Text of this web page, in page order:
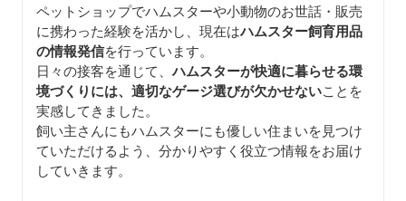
ペットショップでハムスターや小動物のお世話・販売
に携わった経験を活かし、現在はハムスター飼育用品
の情報発信を行っています。
日々の接客を通じて、ハムスターが快適に暮らせる環
境づくりには、適切なゲージ選びが欠かせないことを
実感してきました。
飼い主さんにもハムスターにも優しい住まいを見つけ
ていただけるよう、分かりやすく役立つ情報をお届け
していきます。